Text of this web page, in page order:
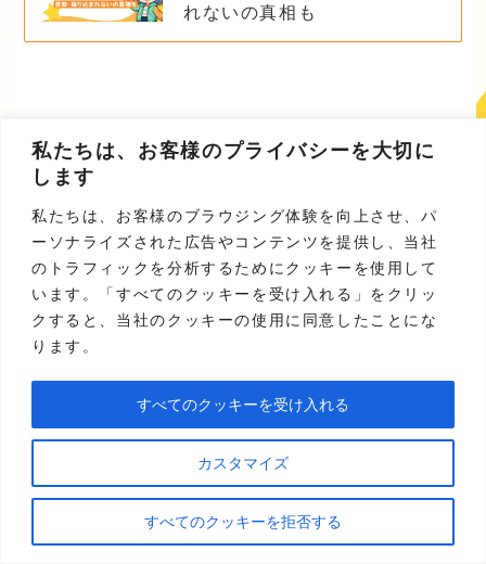
私たちは、お客様のプライバシーを大切に
します
私たちは、お客様のブラウジング体験を向上させ、パ
ーソナライズされた広告やコンテンツを提供し、当社
のトラフィックを分析するためにクッキーを使用して
います。「すべてのクッキーを受け入れる」をクリッ
クすると、当社のクッキーの使用に同意したことにな
ります。
カスタマイズ
すべてのクッキーを拒否する
すべてのクッキーを受け入れる
れないの真相も
法人カード以外の5つの資金調達手段
法人が資金を調達する方法は、法人カード
の現金化のほかにもさまざまあります。
ただ、それぞれで金利やスピード、審査の
通りやすさといった特徴が大きく異なりま
す。そのため、これから資金調達を検討し
ているのであれば、自社の状況や返済計画
などを踏まえたうえで手段を選ぶことが大